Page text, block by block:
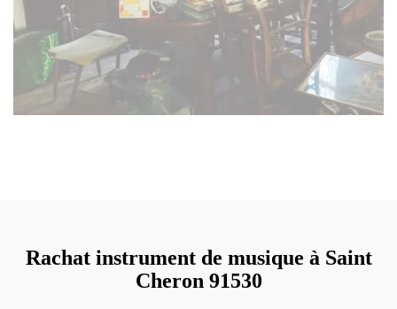
Rachat instrument de musique à Saint
Cheron 91530